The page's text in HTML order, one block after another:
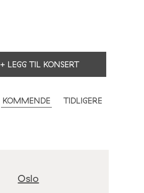
+ LEGG TIL KONSERT
KOMMENDE TIDLIGERE
Oslo